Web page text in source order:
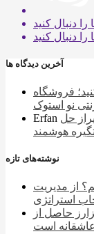
را دنبال کنید
را دنبال کنید
آخرین دیدگاه ها
فروشگاه
نو استوک
Erfan حل
هوشمند
نوشته‌های تازه
از مدیریت
استراتژی
دلار رمزارز حاصل از
است